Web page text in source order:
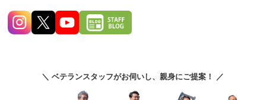
＼ ベテランスタッフがお伺いし、親身にご提案！ ／